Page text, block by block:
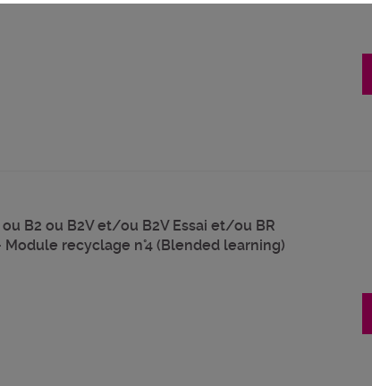
B2 ou B2V et/ou B2V Essai et/ou BR
recyclage n°4 (Blended learning)